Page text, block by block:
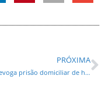
PRÓXIMA
Justiça revoga prisão domiciliar de homem que matou petista no Paraná